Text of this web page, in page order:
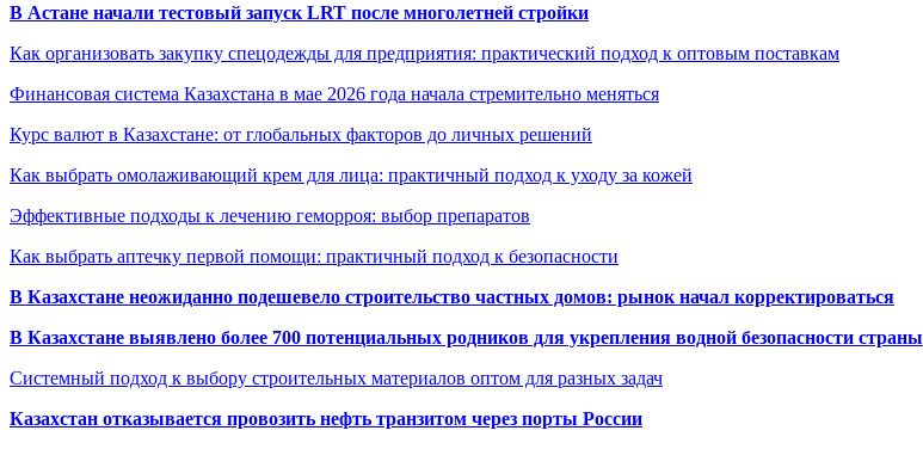
В Астане начали тестовый запуск LRT после многолетней стройки
Как организовать закупку спецодежды для предприятия: практический подход к оптовым поставкам
Финансовая система Казахстана в мае 2026 года начала стремительно меняться
Курс валют в Казахстане: от глобальных факторов до личных решений
Как выбрать омолаживающий крем для лица: практичный подход к уходу за кожей
Эффективные подходы к лечению геморроя: выбор препаратов
Как выбрать аптечку первой помощи: практичный подход к безопасности
В Казахстане неожиданно подешевело строительство частных домов: рынок начал корректироваться
В Казахстане выявлено более 700 потенциальных родников для укрепления водной безопасности страны
Системный подход к выбору строительных материалов оптом для разных задач
Казахстан отказывается провозить нефть транзитом через порты России